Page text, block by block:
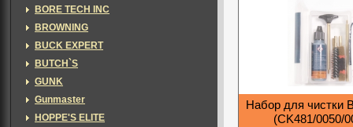
Набор для чистки
(CK481/0050/
BORE TECH INC
BROWNING
BUCK EXPERT
BUTCH`S
GUNK
Gunmaster
HOPPE'S ELITE